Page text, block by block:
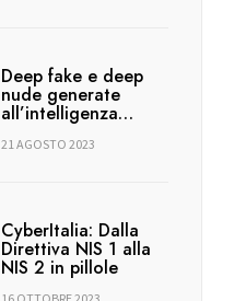
Deep fake e deep
nude generate
all’intelligenza…
21 AGOSTO 2023
CyberItalia: Dalla
Direttiva NIS 1 alla
NIS 2 in pillole